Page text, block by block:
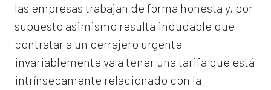
las empresas trabajan de forma honesta y, por
supuesto asimismo resulta indudable que
contratar a un cerrajero urgente
invariablemente va a tener una tarifa que está
intrínsecamente relacionado con la